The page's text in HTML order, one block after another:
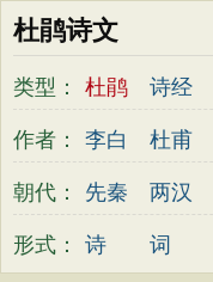
杜鹃诗文
类型： 杜鹃 诗经
边塞
儿童
咏史
散文
作者： 李白 杜甫
李煜
元稹
皎然
许浑
朝代： 先秦 两汉
五代
宋代
形式： 诗 词